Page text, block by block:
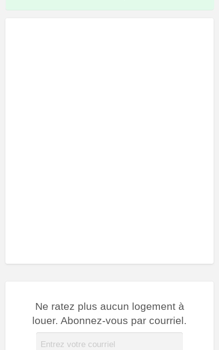
Ne ratez plus aucun logement à
louer. Abonnez-vous par courriel.